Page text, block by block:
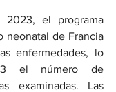
el programa
neonatal de Francia
enfermedades, lo
el número de
examinadas. Las